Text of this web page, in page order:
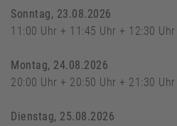
Sonntag, 23.08.2026
11:00 Uhr + 11:45 Uhr + 12:30 Uhr
Montag, 24.08.2026
20:00 Uhr + 20:50 Uhr + 21:30 Uhr
Dienstag, 25.08.2026